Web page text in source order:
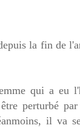
la fin de
qui a eu
perturbé
il va